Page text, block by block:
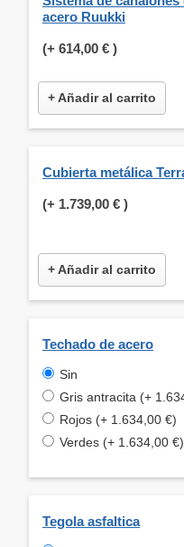
acero Ruukki
(+ 614,00 € )
+ Añadir al carrito
Cubierta metálica
(+ 1.739,00 € )
+ Añadir al carrito
Techado de acero
Sin
Gris antracita (+
Rojos (+ 1.634,00 €)
Verdes (+ 1.634,00 €)
Tegola asfaltica